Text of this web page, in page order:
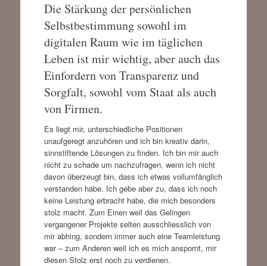
Die Stärkung der persönlichen
Selbstbestimmung sowohl im
digitalen Raum wie im täglichen
Leben ist mir wichtig, aber auch das
Einfordern von Transparenz und
Sorgfalt, sowohl vom Staat als auch
von Firmen.
Es liegt mir, unterschiedliche Positionen
unaufgeregt anzuhören und ich bin kreativ darin,
sinnstiftende Lösungen zu finden. Ich bin mir auch
nicht zu schade um nachzufragen, wenn ich nicht
davon überzeugt bin, dass ich etwas vollumfänglich
verstanden habe. Ich gebe aber zu, dass ich noch
keine Leistung erbracht habe, die mich besonders
stolz macht. Zum Einen weil das Gelingen
vergangener Projekte selten ausschliesslich von
mir abhing, sondern immer auch eine Teamleistung
war – zum Anderen weil ich es mich anspornt, mir
diesen Stolz erst noch zu verdienen.